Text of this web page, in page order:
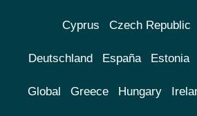
Cyprus Czech Republic
Deutschland España Estonia
Global Greece Hungary